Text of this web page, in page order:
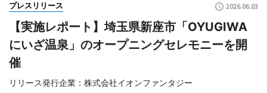
プレスリリース 2026.06.03
【実施レポート】埼玉県新座市「OYUGIWA
にいざ温泉」のオープニングセレモニーを開
催
リリース発行企業：株式会社イオンファンタジー